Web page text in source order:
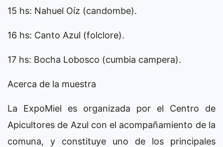
15 hs: Nahuel Oíz (candombe).
16 hs: Canto Azul (folclore).
17 hs: Bocha Lobosco (cumbia campera).
Acerca de la muestra
La ExpoMiel es organizada por el Centro de
Apicultores de Azul con el acompañamiento de la
comuna, y constituye uno de los principales